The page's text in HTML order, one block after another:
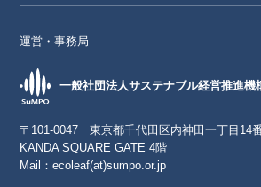
運営・事務局
一般社団法人サステナブル経営推進機
〒101-0047 東京都千代田区内神田一丁目14
KANDA SQUARE GATE 4階
Mail：ecoleaf(at)sumpo.or.jp